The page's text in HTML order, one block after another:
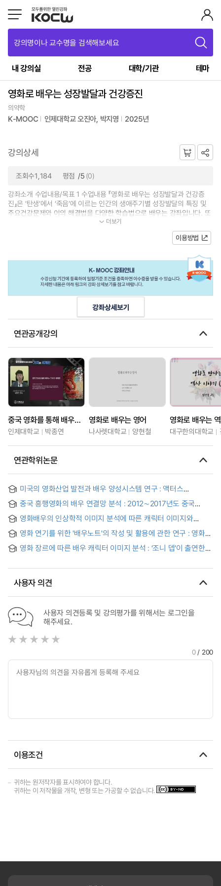
강의명이나 교수명을 검색해보세요
내 강의실 전공 대학/기관 테마
영화로 배우는 성장발달과 건강증진
의약학
K-MOOC 인제대학교 오진아, 박지영 2025년
강의상세
조회수1,184 평점 /5 (0)
강좌소개 수업내용/목표 1 수업내용 『영화로 배우는 성장발달과 건강증
진』은 ‘탄생’에서 ‘죽음’에 이르는 인간의 생애주기별 성장발달의 특징 및
주요건강문제와 이의 해결법을 다양한 학습법으로 배우는 강좌입니다. 또
한 생애주기와 관련된 영화를 소... 더보기
이용방법
연관공개강의
중국 영화를 통해 배우는 가치와 세계관
인제대학교 박종연
영화로 배우는 영어
나사렛대학교 양현철 대구한의대학교
연관학위논문
미국의 영화산업 발전과 배우 양성시스템 연구 : 액터스
스튜디오의 연기 훈련법을 중심으로 = Study on Development
of Film Industry and Actor Training System in America -
Focus on Training System of the Actors studio -
중국 흥행영화의 배우 연결망 분석 : 2012∼2017년도 중국
흥행영화 출연 배우들을 중심으로
영화배우의 인상학적 이미지 분석에 따른 캐릭터 이미지와
스타일 연구 : 영화배우 4인(송강호, 설경구, 전도연, 문소리)을
중심으로 = A Study on Character Image and Style Based
on Analysis of Physiognomical Image of Movie Actors
영화 연기를 위한 '배우노트'의 작성 및 활용에 관한 연구 : 영화
『화려한 휴가』의 이동규 역을 중심으로 = THE DEVISING OF
ACTOR'S NOTE AND ITS USE IN FILM ACTING
영화 장르에 따른 배우 캐릭터 이미지 분석 : ‘조니 뎁’이 출연한
various movies : More likely focused on movies Johnny
사용자 의견
사용자 의견등록 및 강의평가를 위해서는 로그인을
해주세요.
0/ 200
이용조건
귀하는 원저작자를 표시하여야 합니다.
귀하는 이 저작물을 개작, 변형 또는 가공할 수 없습니다.